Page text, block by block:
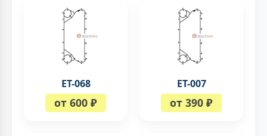
ЕТ-068
от 600 ₽
ЕТ-007
от 390 ₽